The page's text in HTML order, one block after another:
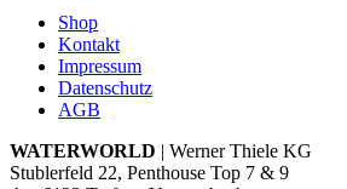
Shop
Kontakt
Impressum
Datenschutz
AGB
WATERWORLD | Werner Thiele KG
Stublerfeld 22, Penthouse Top 7 & 9